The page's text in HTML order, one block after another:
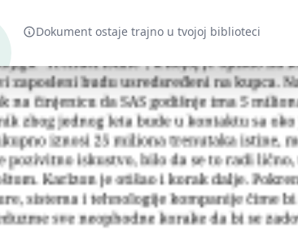
Dokument ostaje trajno u tvojoj biblioteci